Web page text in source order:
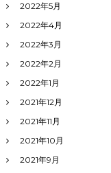
2022年5月
2022年4月
2022年3月
2022年2月
2022年1月
2021年12月
2021年11月
2021年10月
2021年9月